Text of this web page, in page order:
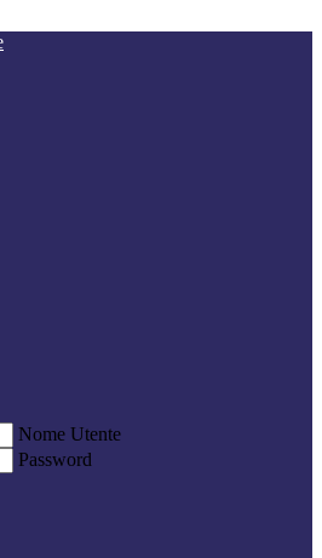
Nome Utente
Password